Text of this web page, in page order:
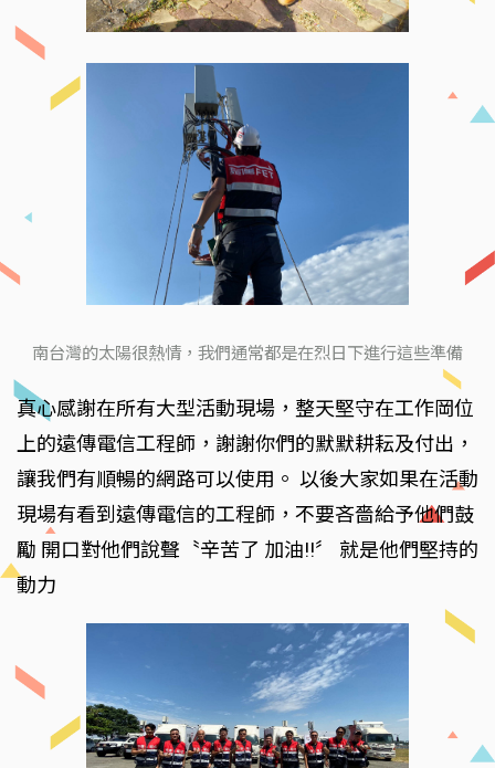
南台灣的太陽很熱情，我們通常都是在烈日下進行這些準備
真心感謝在所有大型活動現場，整天堅守在工作岡位
上的遠傳電信工程師，謝謝你們的默默耕耘及付出，
讓我們有順暢的網路可以使用。 以後大家如果在活動
現場有看到遠傳電信的工程師，不要吝嗇給予他們鼓
勵 開口對他們說聲〝辛苦了 加油!!〞 就是他們堅持的
動力